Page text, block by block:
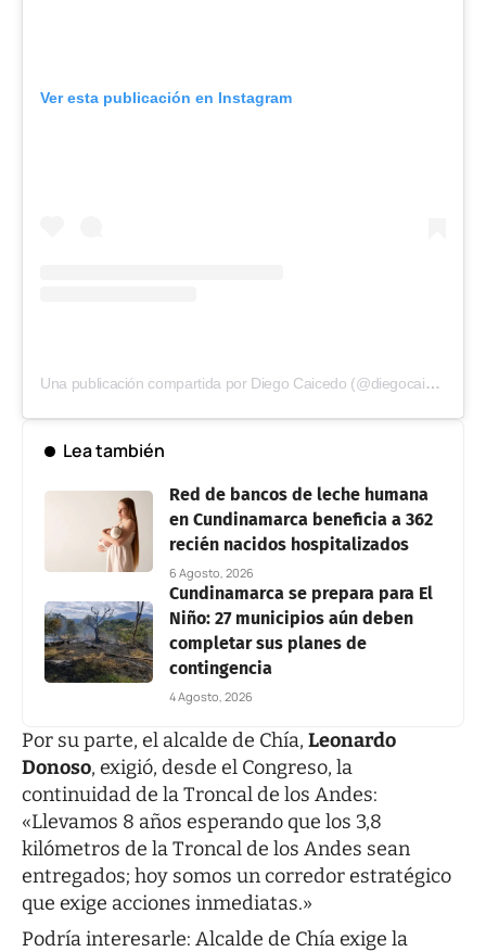
Ver esta publicación en Instagram
Una publicación compartida por Diego Caicedo (@diegocaicedo1)
Lea también
Red de bancos de leche humana
en Cundinamarca beneficia a 362
recién nacidos hospitalizados
6 Agosto, 2026
Cundinamarca se prepara para El
Niño: 27 municipios aún deben
completar sus planes de
contingencia
4 Agosto, 2026
Por su parte, el alcalde de Chía, Leonardo
Donoso, exigió, desde el Congreso, la
continuidad de la Troncal de los Andes:
«Llevamos 8 años esperando que los 3,8
kilómetros de la Troncal de los Andes sean
entregados; hoy somos un corredor estratégico
que exige acciones inmediatas.»
Podría interesarle: Alcalde de Chía exige la